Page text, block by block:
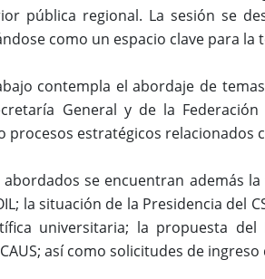
pública regional. La sesión se
como un espacio clave para
contempla el abordaje de
General y de la
procesos estratégicos
se encuentran además
la situación de la Presidencia del
universitaria; la propuesta
así como solicitudes de